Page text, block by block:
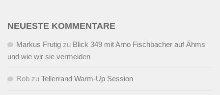
NEUESTE KOMMENTARE
Markus Frutig zu Blick 349 mit Arno Fischbacher auf Ähms
und wie wir sie vermeiden
Rob zu Tellerrand Warm-Up Session